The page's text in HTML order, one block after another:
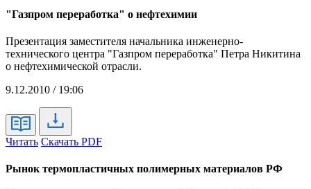
"Газпром переработка" о нефтехимии
Презентация заместителя начальника инженерно-
технического центра "Газпром переработка" Петра Никитина
о нефтехимической отрасли.
9.12.2010 / 19:06
Читать Скачать PDF
Рынок термопластичных полимерных материалов РФ